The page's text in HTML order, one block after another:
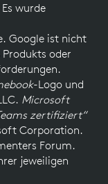
wurde
Google ist nicht
oder
-Logo und
Microsoft
zertifiziert“
Corporation.
Forum.
jeweiligen